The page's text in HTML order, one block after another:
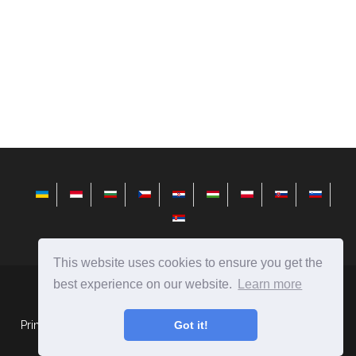
This website uses cookies to ensure you get the
best experience on our website.
Learn more
Got it!
sl.avktarget.com Ⓒ2026
Primerjave ljudi, predmetov, pojavov, avtomobilov, hrane in še
več.